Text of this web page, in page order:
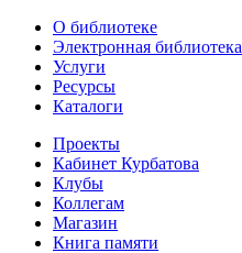
О библиотеке
Электронная библиотека
Услуги
Ресурсы
Каталоги
Проекты
Кабинет Курбатова
Клубы
Коллегам
Магазин
Книга памяти